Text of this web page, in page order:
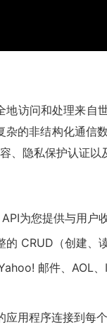
访问和处理来自
的非结构化通信
、隐私保护认证以
为您提供与用户
CRUD（创建、
! 邮件、AOL
用程序连接到每